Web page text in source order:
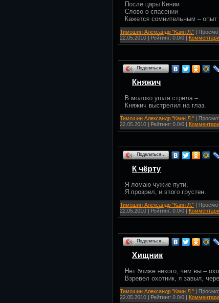
После цары Кении
Слово о спасении
Кажется сомнительным – опыт
Тимошин Александр "Каин Л." |
22.05.2010 | Рейтинг: 0.0/0 |
Поделиться…
Княжич
В молоко ушла стрела –
Княжич выстрелил на глаз.
Тимошин Александр "Каин Л." |
22.05.2010 | Рейтинг: 0.0/0 |
Поделиться…
К чёрту
Я ломаю чужие пути,
Я прозрел, и этого грустен.
Тимошин Александр "Каин Л." |
22.05.2010 | Рейтинг: 0.0/0 |
Поделиться…
Хищник
Нет ближе никого, чем вы –
Взревел охотник, я завыл,
Тимошин Александр "Каин Л." |
22.05.2010 | Рейтинг: 0.0/0 |